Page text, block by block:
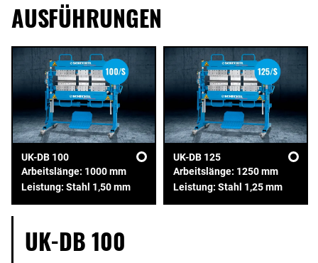
AUSFÜHRUNGEN
UK-DB 100
Arbeitslänge: 1000 mm
Leistung: Stahl 1,50 mm
UK-DB 125
Arbeitslänge: 1250 mm
Leistung: Stahl 1,25 mm
UK-DB 100